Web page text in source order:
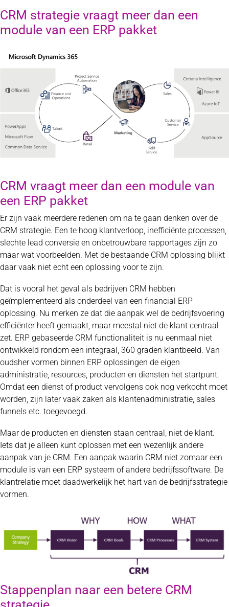
CRM strategie vraagt meer dan een
module van een ERP pakket
CRM vraagt meer dan een module van
een ERP pakket
Er zijn vaak meerdere redenen om na te gaan denken over de
CRM strategie. Een te hoog klantverloop, inefficiënte processen,
slechte lead conversie en onbetrouwbare rapportages zijn zo
maar wat voorbeelden. Met de bestaande CRM oplossing blijkt
daar vaak niet echt een oplossing voor te zijn.
Dat is vooral het geval als bedrijven CRM hebben
geïmplementeerd als onderdeel van een financial ERP
oplossing. Nu merken ze dat die aanpak wel de bedrijfsvoering
efficiënter heeft gemaakt, maar meestal niet de klant centraal
zet. ERP gebaseerde CRM functionaliteit is nu eenmaal niet
ontwikkeld rondom een integraal, 360 graden klantbeeld. Van
oudsher vormen binnen ERP oplossingen de eigen
administratie, resources, producten en diensten het startpunt.
Omdat een dienst of product vervolgens ook nog verkocht moet
worden, zijn later vaak zaken als klantenadministratie, sales
funnels etc. toegevoegd.
Maar de producten en diensten staan centraal, niet de klant.
Iets dat je alleen kunt oplossen met een wezenlijk andere
aanpak van je CRM. Een aanpak waarin CRM niet zomaar een
module is van een ERP systeem of andere bedrijfssoftware. De
klantrelatie moet daadwerkelijk het hart van de bedrijfsstrategie
vormen.
Stappenplan naar een betere CRM